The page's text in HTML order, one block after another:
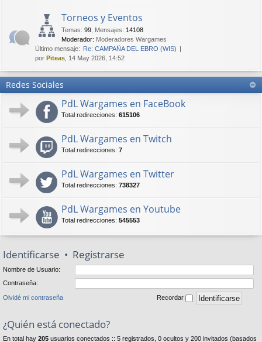
Torneos y Eventos
Temas: 99 Mensajes: 14108
Moderador: Moderadores Wargames
Último mensaje: Re: CAMPAÑA DEL EBRO (WIS)
por Piteas , 14 May 2026, 14:52
Redes Sociales
PdL Wargames en FaceBook
Total redirecciones: 615106
PdL Wargames en Twitch
Total redirecciones: 7
PdL Wargames en Twitter
Total redirecciones: 738327
PdL Wargames en Youtube
Total redirecciones: 545553
Identificarse • Registrarse
Nombre de Usuario:
Contraseña:
Olvidé mi contraseña Recordar
¿Quién está conectado?
En total hay 205 usuarios conectados :: 5 registrados, 0 ocultos y 200 invitados (basados